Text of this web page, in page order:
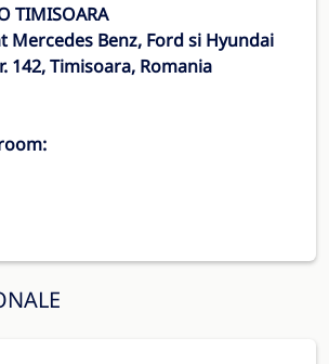
TIMISOARA
Mercedes Benz, Ford si Hyundai
142, Timisoara, Romania